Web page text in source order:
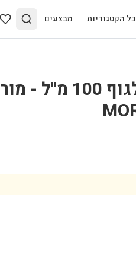
כל הקטגוריות מבצעים
סבון בוץ מוצק לפנים ולגוף 100 מ"ל - מור